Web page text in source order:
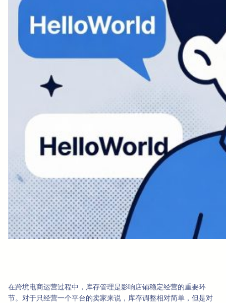
在跨境电商运营过程中，库存管理是影响店铺稳定经营的重要环
节。对于只经营一个平台的卖家来说，库存调整相对简单，但是对